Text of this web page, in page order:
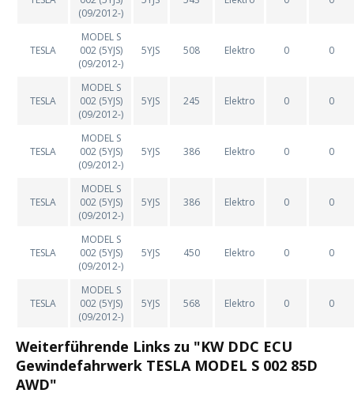
(09/2012-)
TESLA
MODEL S
002 (5YJS)
(09/2012-)
5YJS 508 Elektro 0 0
TESLA
MODEL S
002 (5YJS)
(09/2012-)
5YJS 245 Elektro 0 0
TESLA
MODEL S
002 (5YJS)
(09/2012-)
5YJS 386 Elektro 0 0
TESLA
MODEL S
002 (5YJS)
(09/2012-)
5YJS 386 Elektro 0 0
TESLA
MODEL S
002 (5YJS)
(09/2012-)
5YJS 450 Elektro 0 0
TESLA
MODEL S
002 (5YJS)
(09/2012-)
5YJS 568 Elektro 0 0
Weiterführende Links zu "KW DDC ECU
Gewindefahrwerk TESLA MODEL S 002 85D
AWD"